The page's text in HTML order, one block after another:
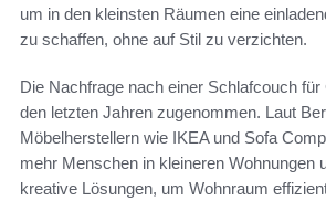
um in den kleinsten Räumen eine
zu schaffen, ohne auf Stil zu verzichten.
Die Nachfrage nach einer Schlafcouch
den letzten Jahren zugenommen. Laut
Möbelherstellern wie IKEA und Sofa
mehr Menschen in kleineren Wohnungen
kreative Lösungen, um Wohnraum